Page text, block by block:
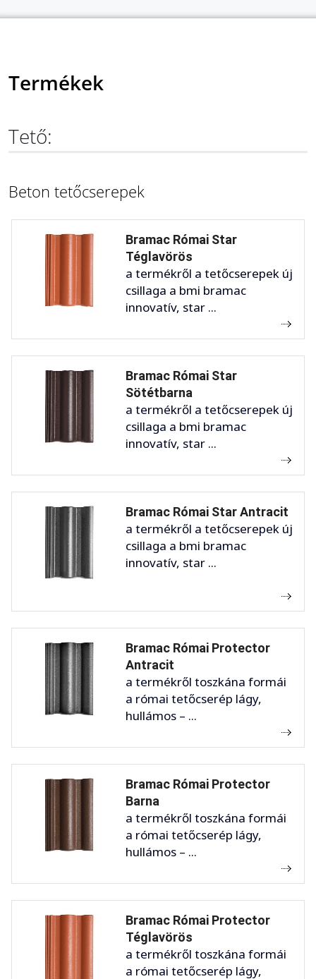
Termékek
Tető:
Beton tetőcserepek
Bramac Római Star
Téglavörös
a termékről a tetőcserepek új
csillaga a bmi bramac
innovatív, star ...
Bramac Római Star
Sötétbarna
a termékről a tetőcserepek új
csillaga a bmi bramac
innovatív, star ...
Bramac Római Star Antracit
a termékről a tetőcserepek új
csillaga a bmi bramac
innovatív, star ...
Bramac Római Protector
Antracit
a termékről toszkána formái
a római tetőcserép lágy,
hullámos – ...
Bramac Római Protector
Barna
a termékről toszkána formái
a római tetőcserép lágy,
hullámos – ...
Bramac Római Protector
Téglavörös
a termékről toszkána formái
a római tetőcserép lágy,